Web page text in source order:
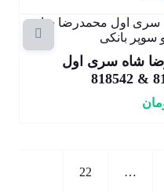
محمدرضا شاه سری اول
…
22